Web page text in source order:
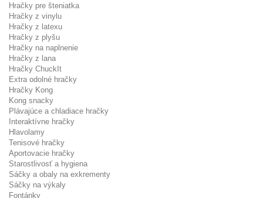
Hračky pre šteniatka
Hračky z vinylu
Hračky z latexu
Hračky z plyšu
Hračky na naplnenie
Hračky z lana
Hračky ChuckIt
Extra odolné hračky
Hračky Kong
Kong snacky
Plávajúce a chladiace hračky
Interaktívne hračky
Hlavolamy
Tenisové hračky
Aportovacie hračky
Starostlivosť a hygiena
Sáčky a obaly na exkrementy
Sáčky na výkaly
Fontánky